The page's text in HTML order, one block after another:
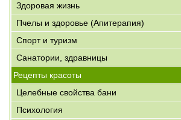
Здоровая жизнь
Пчелы и здоровье (Апитерапия)
Спорт и туризм
Санатории, здравницы
Рецепты красоты
Целебные свойства бани
Психология